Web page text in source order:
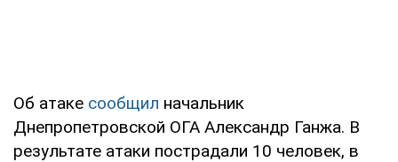
Об атаке сообщил начальник
Днепропетровской ОГА Александр Ганжа. В
результате атаки пострадали 10 человек, в